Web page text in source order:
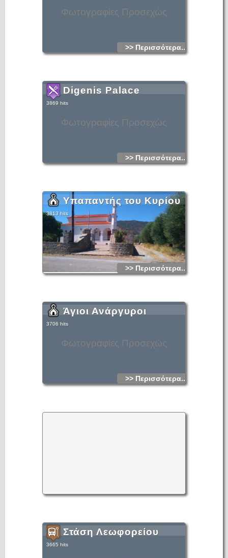
Φωτογραφίες Προσεχώς
>> Περισσότερα...
Φωτογραφίες Προσεχώς
Digenis Palace
3869 hits
>> Περισσότερα...
Υπαπαντής του Κυρίου
3813 hits
>> Περισσότερα...
Φωτογραφίες Προσεχώς
Άγιοι Ανάργυροι
3706 hits
>> Περισσότερα...
Στάση Λεωφορείου
3665 hits